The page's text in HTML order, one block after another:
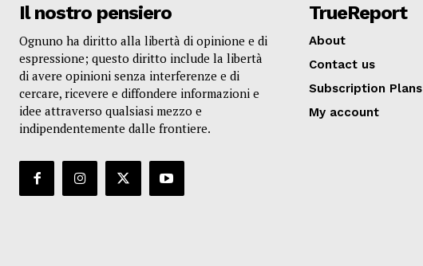
Il nostro pensiero
Ognuno ha diritto alla libertà di opinione e di
espressione; questo diritto include la libertà
di avere opinioni senza interferenze e di
cercare, ricevere e diffondere informazioni e
idee attraverso qualsiasi mezzo e
indipendentemente dalle frontiere.
TrueReport
About
Contact us
Subscription Plans
My account